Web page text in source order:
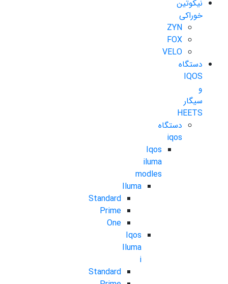
نیکوتین
خوراکی
ZYN
FOX
VELO
دستگاه
IQOS
و
سیگار
HEETS
دستگاه
iqos
Iqos
iluma
modles
Iluma
Standard
Prime
One
Iqos
Iluma
i
Standard